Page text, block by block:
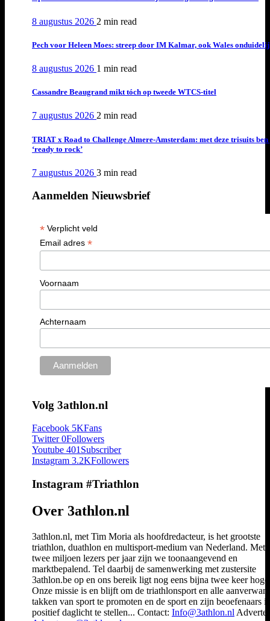
8 augustus 2026 2 min read
Pech voor Heleen Moes: streep door IM Kalmar, ook Wales
8 augustus 2026 1 min read
Cassandre Beaugrand mikt tóch op tweede WTCS-titel
7 augustus 2026 2 min read
TRIAT x Road to Challenge Almere-Amsterdam: met deze trisuits ben
‘ready to rock’
7 augustus 2026 3 min read
Aanmelden Nieuwsbrief
*Verplicht veld
Email adres *
Voornaam
Achternaam
Volg 3athlon.nl
Facebook 5KFans
Twitter 0Followers
Youtube 401 Subscriber
Instagram 3.2KFollowers
Instagram #Triathlon
Over 3athlon.nl
3athlon.nl, met Tim Moria als hoofdredacteur, is het grootste
triathlon, duathlon en multisport-medium van Nederland. Met
twee miljoen lezers per jaar zijn we toonaangevend en
marktbepalend. Tel daarbij de samenwerking met zustersite
3athlon.be op en ons bereik ligt nog eens bijna twee keer
Onze missie is en blijft om de triathlonsport en alle
takken van sport te promoten en de sport en zijn beoefenaars
positief daglicht te stellen... Contact: Info@3athlon.nl